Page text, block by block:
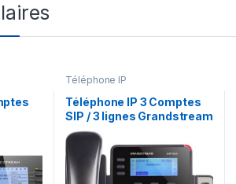
Téléphone IP
Téléphone IP 3 Comptes
SIP / 3 lignes Grandstream
GXP1630